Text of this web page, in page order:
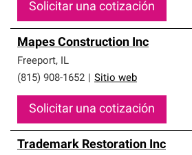
Solicitar una cotización
Mapes Construction Inc
Freeport, IL
(815) 908-1652
Sitio web
Solicitar una cotización
Trademark Restoration Inc